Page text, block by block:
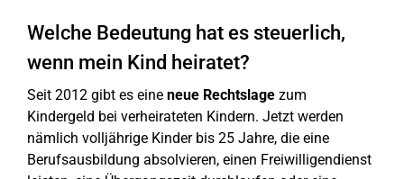
Welche Bedeutung hat es steuerlich,
wenn mein Kind heiratet?
Seit 2012 gibt es eine neue Rechtslage zum
Kindergeld bei verheirateten Kindern. Jetzt werden
nämlich volljährige Kinder bis 25 Jahre, die eine
Berufsausbildung absolvieren, einen Freiwilligendienst